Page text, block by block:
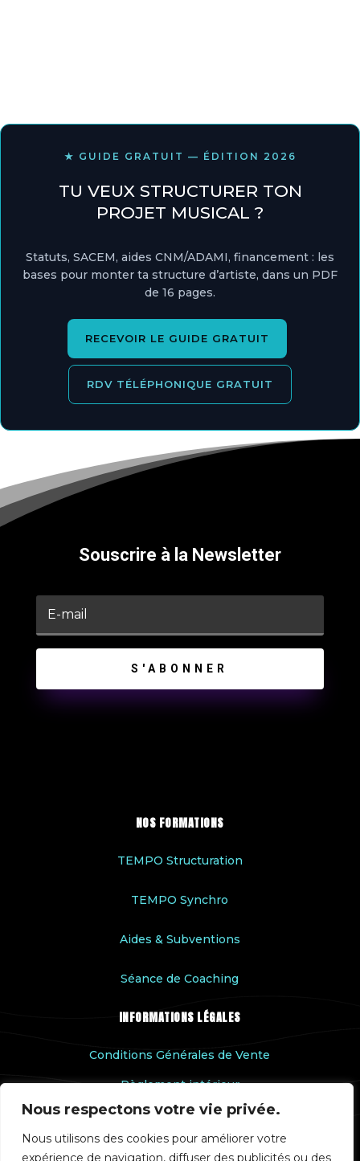
Nous respectons votre vie privée.
Nous utilisons des cookies pour améliorer votre
expérience de navigation, diffuser des publicités ou des
★ GUIDE GRATUIT — ÉDITION 2026
TU VEUX STRUCTURER TON
PROJET MUSICAL ?
Statuts, SACEM, aides CNM/ADAMI, financement : les
bases pour monter ta structure d’artiste, dans un PDF
de 16 pages.
RECEVOIR LE GUIDE GRATUIT
RDV TÉLÉPHONIQUE GRATUIT
Souscrire à la Newsletter
S'ABONNER
NOS FORMATIONS
TEMPO Structuration
TEMPO Synchro
Aides & Subventions
Séance de Coaching
INFORMATIONS LÉGALES
Conditions Générales de Vente
Règlement intérieur
Accessibilité handicap
Rapport qualité